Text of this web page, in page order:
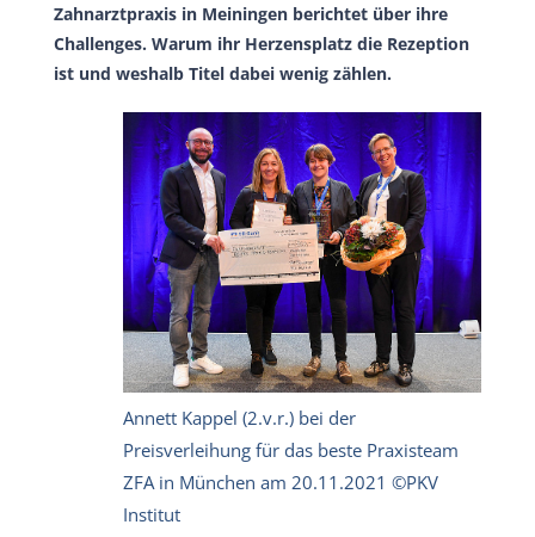
Zahnarztpraxis in Meiningen berichtet über ihre
Challenges. Warum ihr Herzensplatz die Rezeption
ist und weshalb Titel dabei wenig zählen.
Annett Kappel (2.v.r.) bei der
Preisverleihung für das beste Praxisteam
ZFA in München am 20.11.2021 ©PKV
Institut